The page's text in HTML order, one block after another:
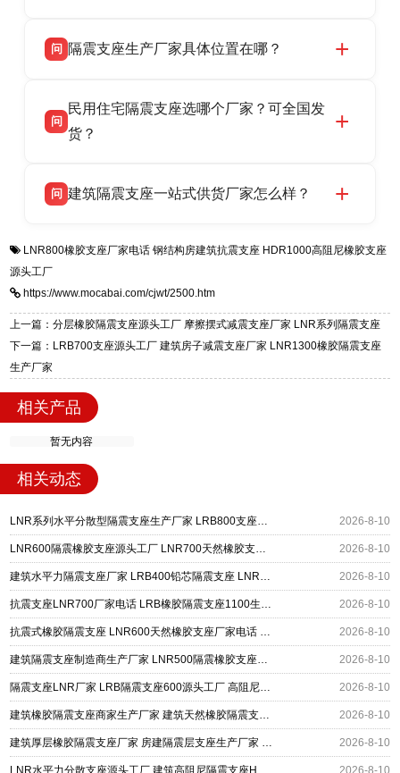
话：13323182312。
品资质齐全，每批次产品均配有正规第三方检测
货，厂家电话：13323182312，地址迎宾大街 9
号北方工业基地。
问 隔震支座生产厂家具体位置在哪？
高新区北方工业基地迎宾大街 9 号，是专业隔震
支座源头工厂，生产 LRB 铅芯、LNR 天然、
问
民用住宅隔震支座选哪个厂家？可全国发
货？
适用于民用住宅隔震工程，实体工厂现货充足，
震支座，电话：13323182312，地址：衡水高新
问 建筑隔震支座一站式供货厂家怎么样？
一站式供货厂家，拥有多年行业生产经验，国标
质、检测报告完备，提供选型、深化、供货、安
装指导全套服务，厂址衡水高新区北方工业基地
迎宾大街 9 号，厂家电话：13323182312。
LNR800橡胶支座厂家电话 钢结构房建筑抗震支座 HDR1000高阻尼橡胶支座
源头工厂
https://www.mocabai.com/cjwt/2500.htm
上一篇：分层橡胶隔震支座源头工厂 摩擦摆式减震支座厂家 LNR系列隔震支座
下一篇：LRB700支座源头工厂 建筑房子减震支座厂家 LNR1300橡胶隔震支座
生产厂家
相关产品
暂无内容
相关动态
LNR系列水平分散型隔震支座生产厂家 LRB800支座源头工厂 LNR1000橡胶支座源头工厂 2026-8-10
LNR600隔震橡胶支座源头工厂 LNR700天然橡胶支座什么价格 抗震隔震支座厂家 2026-8-10
建筑水平力隔震支座厂家 LRB400铅芯隔震支座 LNR支座 2026-8-10
抗震支座LNR700厂家电话 LRB橡胶隔震支座1100生产厂家 建筑抗震支座装置厂家 2026-8-10
抗震式橡胶隔震支座 LNR600天然橡胶支座厂家电话 建筑隔震支座HDR厂家 2026-8-10
建筑隔震支座制造商生产厂家 LNR500隔震橡胶支座源头工厂 LRB900-Ⅱ型隔震支座生产厂家 2026-8-10
隔震支座LNR厂家 LRB隔震支座600源头工厂 高阻尼建筑橡胶隔震支座源头工厂 2026-8-10
建筑橡胶隔震支座商家生产厂家 建筑天然橡胶隔震支座LNR生产厂家 建筑建筑隔震支座 2026-8-10
建筑厚层橡胶隔震支座厂家 房建隔震层支座生产厂家 LNR隔震支座D420多少钱 2026-8-10
2026-8-10